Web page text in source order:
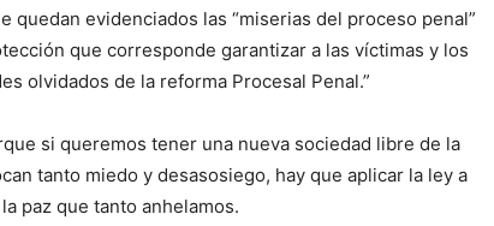
quedan eviden­ciados las “miserias del proceso penal”
que corresponde garantizar a las víctimas y los
olvidados de la reforma Procesal Penal.”
si queremos tener una nueva sociedad libre de la
tanto miedo y desasosiego, hay que aplicar la ley a
paz que tanto anhelamos.